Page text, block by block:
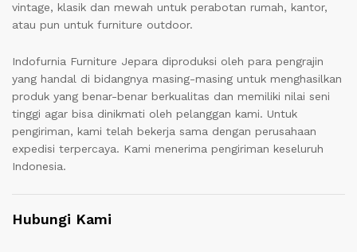
vintage, klasik dan mewah untuk perabotan rumah, kantor,
atau pun untuk furniture outdoor.
Indofurnia Furniture Jepara diproduksi oleh para pengrajin
yang handal di bidangnya masing-masing untuk menghasilkan
produk yang benar-benar berkualitas dan memiliki nilai seni
tinggi agar bisa dinikmati oleh pelanggan kami. Untuk
pengiriman, kami telah bekerja sama dengan perusahaan
expedisi terpercaya. Kami menerima pengiriman keseluruh
Indonesia.
Hubungi Kami